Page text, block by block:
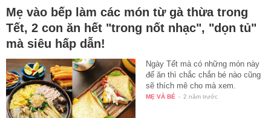
Mẹ vào bếp làm các món từ gà thừa trong
Tết, 2 con ăn hết "trong nốt nhạc", "dọn tủ"
mà siêu hấp dẫn!
Ngày Tết mà có những món này
để ăn thì chắc chắn bé nào cũng
sẽ thích mê cho mà xem.
MẸ VÀ BÉ - 2 năm trước